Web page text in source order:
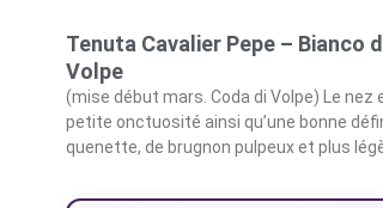
Tenuta Cavalier Pepe – Bianco
Volpe
(mise début mars. Coda di Volpe) Le
petite onctuosité ainsi qu’une bonne
quenette, de brugnon pulpeux et plus